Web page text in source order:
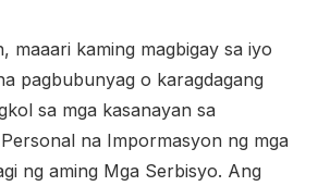
maaari kaming magbigay sa iyo
pagbubunyag o karagdagang
sa mga kasanayan sa
na Impormasyon ng mga
ng aming Mga Serbisyo. Ang